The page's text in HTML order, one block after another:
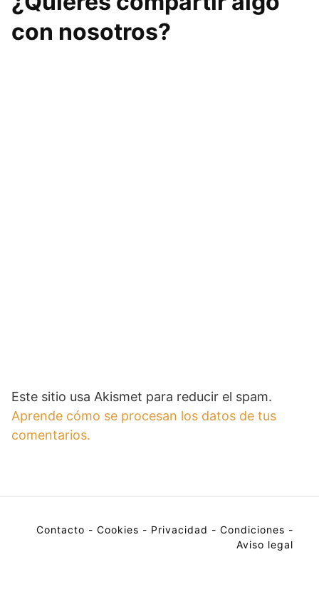
con nosotros?
Este sitio usa Akismet para reducir el spam.
Aprende cómo se procesan los datos de tus
comentarios.
Contacto - Cookies - Privacidad - Condiciones -
Aviso legal